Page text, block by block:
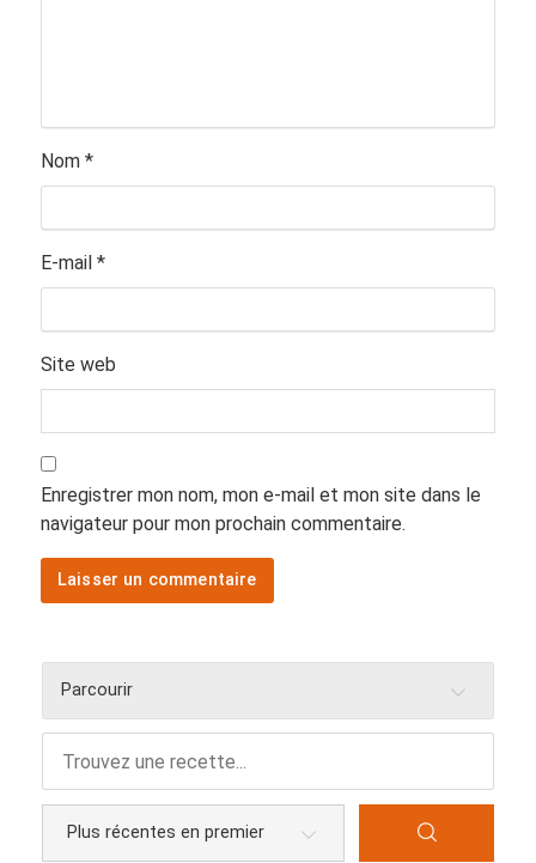
Nom *
E-mail *
Site web
Enregistrer mon nom, mon e-mail et mon site dans le
navigateur pour mon prochain commentaire.
Parcourir